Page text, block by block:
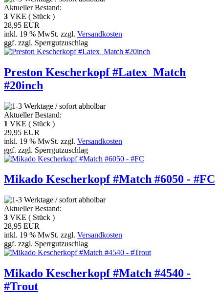
Aktueller Bestand:
3 VKE ( Stück )
28,95 EUR
inkl. 19 % MwSt. zzgl. Versandkosten
ggf. zzgl. Sperrgutzuschlag
Preston Kescherkopf #Latex_Match
#20inch
Aktueller Bestand:
1 VKE ( Stück )
29,95 EUR
inkl. 19 % MwSt. zzgl. Versandkosten
ggf. zzgl. Sperrgutzuschlag
Mikado Kescherkopf #Match #6050 - #FC
Aktueller Bestand:
3 VKE ( Stück )
28,95 EUR
inkl. 19 % MwSt. zzgl. Versandkosten
ggf. zzgl. Sperrgutzuschlag
Mikado Kescherkopf #Match #4540 -
#Trout